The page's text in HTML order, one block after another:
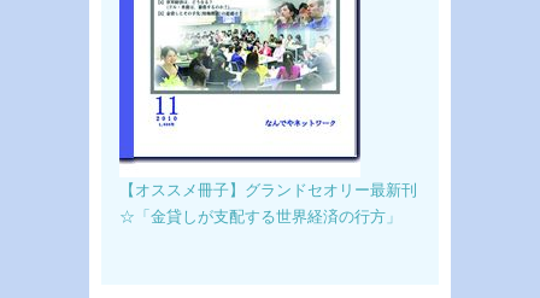
【オススメ冊子】グランドセオリー最新刊
☆「金貸しが支配する世界経済の行方」